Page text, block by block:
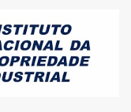
Da Amazônia à
Sudeste Asiático, a
da agropecuária,